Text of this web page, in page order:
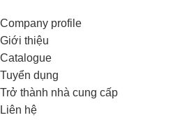
Company profile
Giới thiệu
Catalogue
Tuyển dụng
Trở thành nhà cung cấp
Liên hệ